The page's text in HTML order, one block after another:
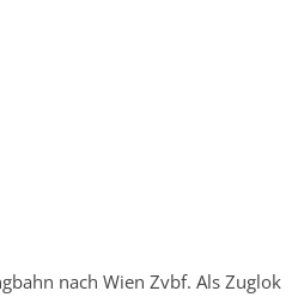
nach Wien Zvbf. Als Zuglok